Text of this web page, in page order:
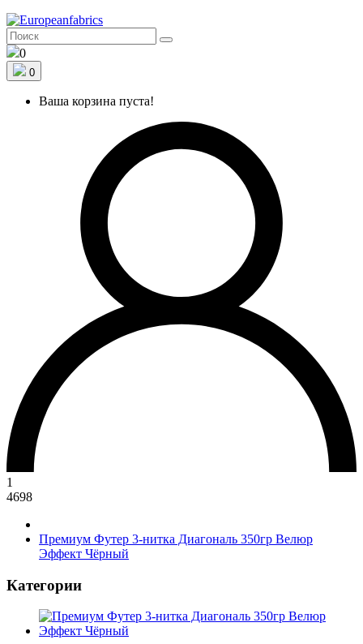
0
0
Ваша корзина пуста!
1
4698
Премиум Футер 3-нитка Диагональ 350гр Велюр
Эффект Чёрный
Категории